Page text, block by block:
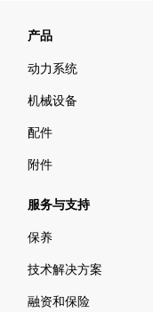
产品
动力系统
机械设备
配件
附件
服务与支持
保养
技术解决方案
融资和保险